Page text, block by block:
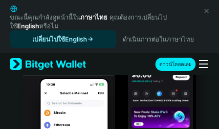
English
日本語
Tiếng Việt
Español (Latinoamérica)
Türkçe
Italiano
ขณะนี้คุณกำลังดูหน้านี้ในภาษาไทย คุณต้องการเปลี่ยนไป
ใช้Englishหรือไม่
เปลี่ยนไปใช้English
ดำเนินการต่อในภาษาไทย
ดาวน์โหลดเลย